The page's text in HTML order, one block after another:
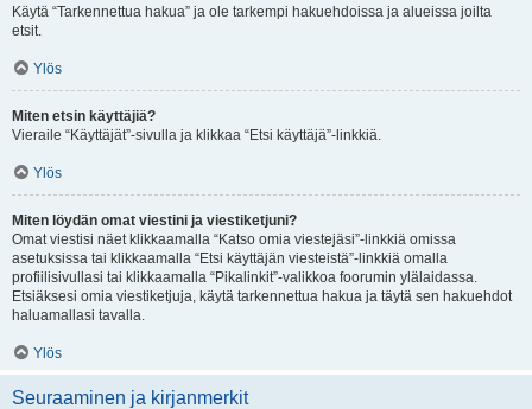
Käytä “Tarkennettua hakua” ja ole tarkempi hakuehdoissa ja alueissa joilta
etsit.
Ylös
Miten etsin käyttäjiä?
Vieraile “Käyttäjät”-sivulla ja klikkaa “Etsi käyttäjä”-linkkiä.
Ylös
Miten löydän omat viestini ja viestiketjuni?
Omat viestisi näet klikkaamalla “Katso omia viestejäsi”-linkkiä omissa
asetuksissa tai klikkaamalla “Etsi käyttäjän viesteistä”-linkkiä omalla
profiilisivullasi tai klikkaamalla “Pikalinkit”-valikkoa foorumin ylälaidassa.
Etsiäksesi omia viestiketjuja, käytä tarkennettua hakua ja täytä sen hakuehdot
haluamallasi tavalla.
Ylös
Seuraaminen ja kirjanmerkit